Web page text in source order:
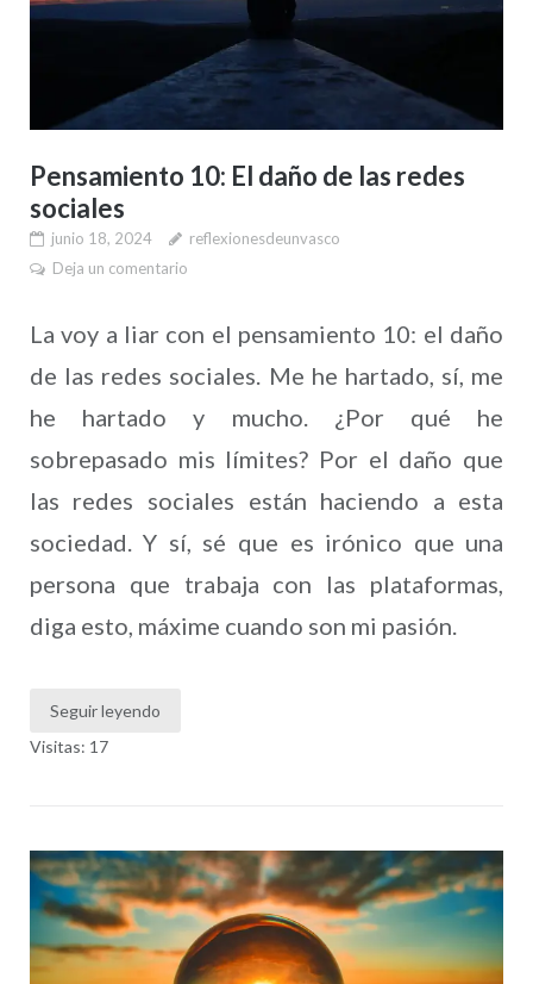
Pensamiento 10: El daño de las redes
sociales
junio 18, 2024
reflexionesdeunvasco
Deja un comentario
La voy a liar con el pensamiento 10: el daño
de las redes sociales. Me he hartado, sí, me
he hartado y mucho. ¿Por qué he
sobrepasado mis límites? Por el daño que
las redes sociales están haciendo a esta
sociedad. Y sí, sé que es irónico que una
persona que trabaja con las plataformas,
diga esto, máxime cuando son mi pasión.
Seguir leyendo
Visitas: 17